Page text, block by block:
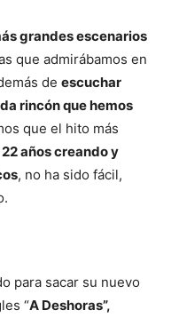
grandes escenarios
que admirábamos en
de escuchar
rincón que hemos
que el hito más
años creando y
, no ha sido fácil,
para sacar su nuevo
“A Deshoras”,